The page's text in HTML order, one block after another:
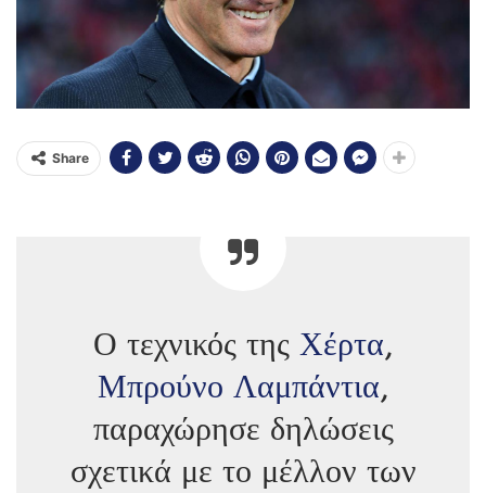
Share
Ο τεχνικός της Χέρτα,
Μπρούνο Λαμπάντια,
παραχώρησε δηλώσεις
σχετικά με το μέλλον των